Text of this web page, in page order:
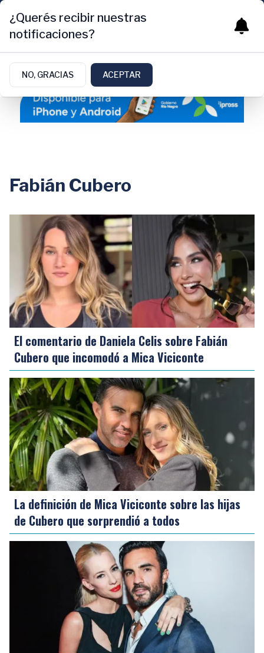
Fabián Cubero
El comentario de Daniela Celis sobre Fabián
Cubero que incomodó a Mica Viciconte
La definición de Mica Viciconte sobre las hijas
de Cubero que sorprendió a todos
¿Querés recibir nuestras
notificaciones?
NO, GRACIAS ACEPTAR